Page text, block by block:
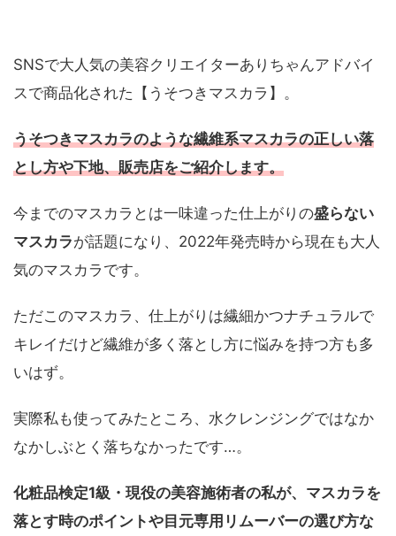
SNSで大人気の美容クリエイターありちゃんアドバイ
スで商品化された【うそつきマスカラ】。
うそつきマスカラのような繊維系マスカラの正しい落
とし方や下地、販売店をご紹介します。
今までのマスカラとは一味違った仕上がりの盛らない
マスカラが話題になり、2022年発売時から現在も大人
気のマスカラです。
ただこのマスカラ、仕上がりは繊細かつナチュラルで
キレイだけど繊維が多く落とし方に悩みを持つ方も多
いはず。
実際私も使ってみたところ、水クレンジングではなか
なかしぶとく落ちなかったです…。
化粧品検定1級・現役の美容施術者の私が、マスカラを
落とす時のポイントや目元専用リムーバーの選び方な